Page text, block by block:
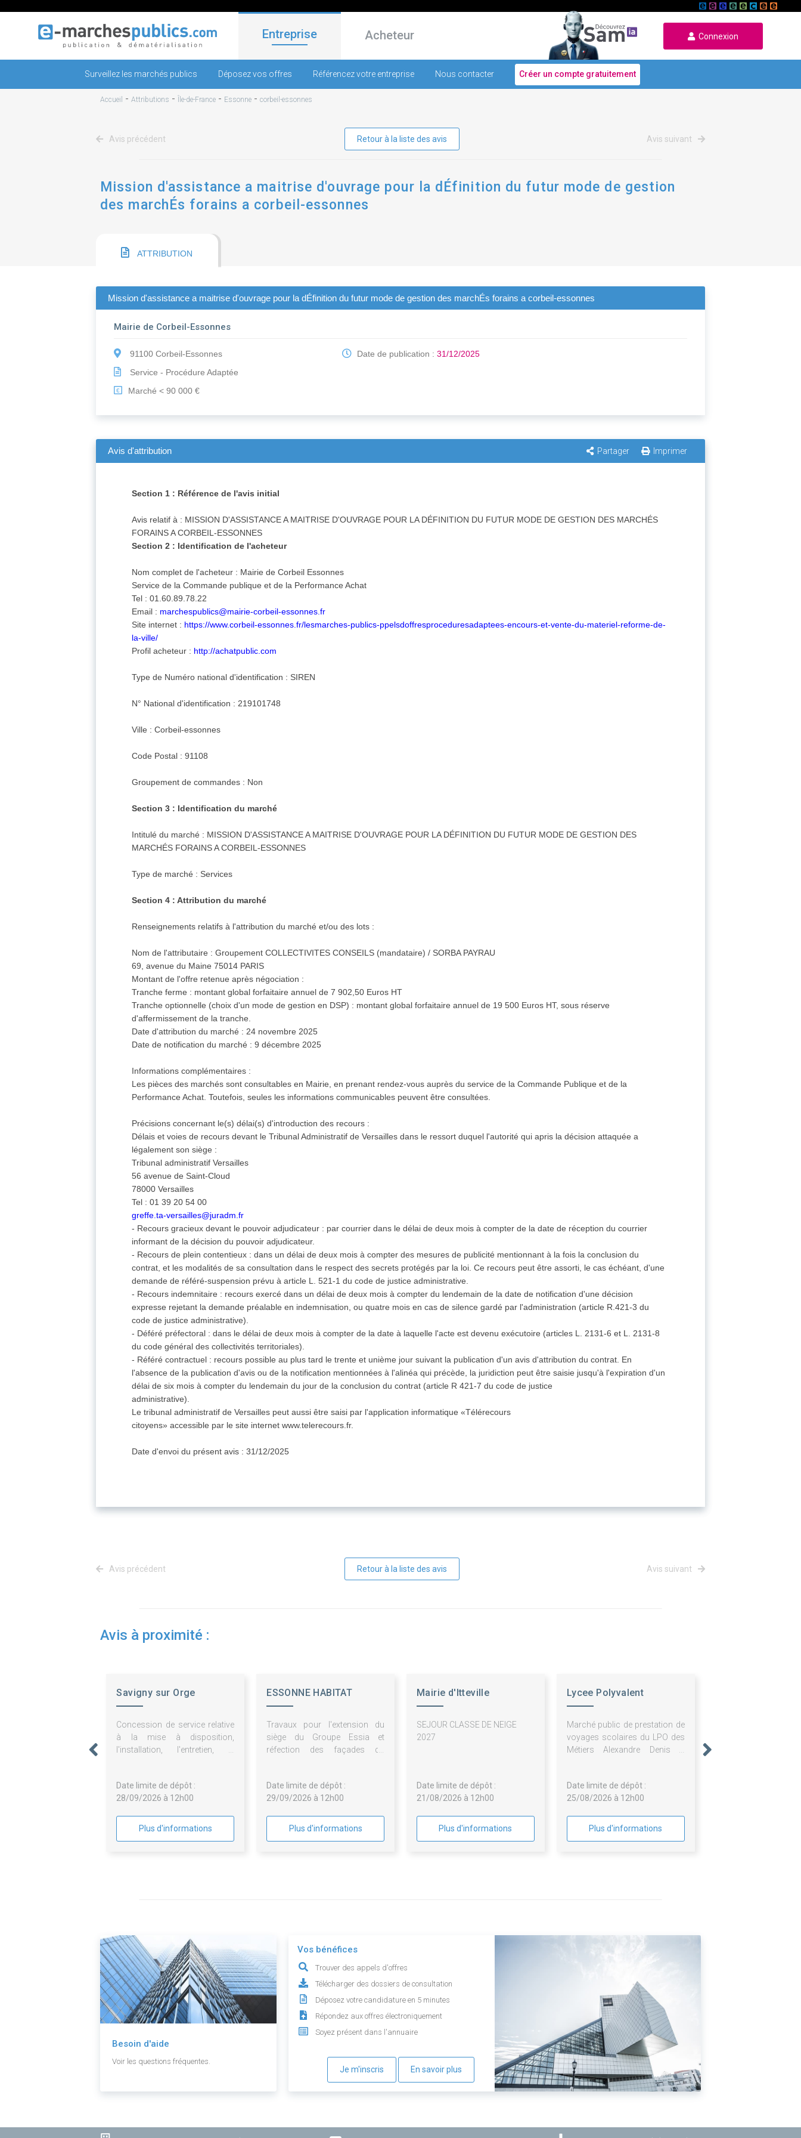
Entreprise Acheteur Connexion
Surveillez les marchés publics Déposez vos offres Référencez votre entreprise Nous contacter Créer un compte gratuitement
Accueil - Attributions - Île-de-France - Essonne - corbeil-essonnes
Avis précédent Retour à la liste des avis Avis suivant
Mission d'assistance a maitrise d'ouvrage pour la dÉfinition du futur mode de gestion
des marchÉs forains a corbeil-essonnes
ATTRIBUTION
Mission d'assistance a maitrise d'ouvrage pour la dÉfinition du futur mode de gestion des marchÉs forains a corbeil-essonnes
Mairie de Corbeil-Essonnes
91100 Corbeil-Essonnes
Service - Procédure Adaptée
€ Marché < 90 000 €
Date de publication :31/12/2025
Avis d'attribution Partager Imprimer
Section 1 : Référence de l'avis initial
Avis relatif à : MISSION D'ASSISTANCE A MAITRISE D'OUVRAGE POUR LA DÉFINITION DU FUTUR MODE DE GESTION DES MARCHÉS
FORAINS A CORBEIL-ESSONNES
Section 2 : Identification de l'acheteur
Nom complet de l'acheteur : Mairie de Corbeil Essonnes
Service de la Commande publique et de la Performance Achat
Tel : 01.60.89.78.22
Email : marchespublics@mairie-corbeil-essonnes.fr
Site internet : https://www.corbeil-essonnes.fr/lesmarches-publics-ppelsdoffresproceduresadaptees-encours-et-vente-du-materiel-reforme-de-
la-ville/
Profil acheteur : http://achatpublic.com
Type de Numéro national d'identification : SIREN
N° National d'identification : 219101748
Ville : Corbeil-essonnes
Code Postal : 91108
Groupement de commandes : Non
Section 3 : Identification du marché
Intitulé du marché : MISSION D'ASSISTANCE A MAITRISE D'OUVRAGE POUR LA DÉFINITION DU FUTUR MODE DE GESTION DES
MARCHÉS FORAINS A CORBEIL-ESSONNES
Type de marché : Services
Section 4 : Attribution du marché
Renseignements relatifs à l'attribution du marché et/ou des lots :
Nom de l'attributaire : Groupement COLLECTIVITES CONSEILS (mandataire) / SORBA PAYRAU
69, avenue du Maine 75014 PARIS
Montant de l'offre retenue après négociation :
Tranche ferme : montant global forfaitaire annuel de 7 902,50 Euros HT
Tranche optionnelle (choix d'un mode de gestion en DSP) : montant global forfaitaire annuel de 19 500 Euros HT, sous réserve
d'affermissement de la tranche.
Date d'attribution du marché : 24 novembre 2025
Date de notification du marché : 9 décembre 2025
Informations complémentaires :
Les pièces des marchés sont consultables en Mairie, en prenant rendez-vous auprès du service de la Commande Publique et de la
Performance Achat. Toutefois, seules les informations communicables peuvent être consultées.
Précisions concernant le(s) délai(s) d'introduction des recours :
Délais et voies de recours devant le Tribunal Administratif de Versailles dans le ressort duquel l'autorité qui apris la décision attaquée a
légalement son siège :
Tribunal administratif Versailles
56 avenue de Saint-Cloud
78000 Versailles
Tel : 01 39 20 54 00
greffe.ta-versailles@juradm.fr
- Recours gracieux devant le pouvoir adjudicateur : par courrier dans le délai de deux mois à compter de la date de réception du courrier
informant de la décision du pouvoir adjudicateur.
- Recours de plein contentieux : dans un délai de deux mois à compter des mesures de publicité mentionnant à la fois la conclusion du
contrat, et les modalités de sa consultation dans le respect des secrets protégés par la loi. Ce recours peut être assorti, le cas échéant, d'une
demande de référé-suspension prévu à article L. 521-1 du code de justice administrative.
- Recours indemnitaire : recours exercé dans un délai de deux mois à compter du lendemain de la date de notification d'une décision
expresse rejetant la demande préalable en indemnisation, ou quatre mois en cas de silence gardé par l'administration (article R.421-3 du
code de justice administrative).
- Déféré préfectoral : dans le délai de deux mois à compter de la date à laquelle l'acte est devenu exécutoire (articles L. 2131-6 et L. 2131-8
du code général des collectivités territoriales).
- Référé contractuel : recours possible au plus tard le trente et unième jour suivant la publication d'un avis d'attribution du contrat. En
l'absence de la publication d'avis ou de la notification mentionnées à l'alinéa qui précède, la juridiction peut être saisie jusqu'à l'expiration d'un
délai de six mois à compter du lendemain du jour de la conclusion du contrat (article R 421-7 du code de justice
administrative).
Le tribunal administratif de Versailles peut aussi être saisi par l'application informatique «Télérecours
citoyens» accessible par le site internet www.telerecours.fr.
Date d'envoi du présent avis : 31/12/2025
Avis précédent Retour à la liste des avis Avis suivant
Avis à proximité :
Savigny sur Orge
Concession de service relative
à la mise à disposition,
l'installation, l'entretien, la
publicitaires et non
publicitaires.
Date limite de dépôt :
28/09/2026 à 12h00
Plus d'informations
ESSONNE HABITAT
Travaux pour l'extension du
siège du Groupe Essia et
réfection des façades du
Date limite de dépôt :
29/09/2026 à 12h00
Plus d'informations
Mairie d'Itteville
SEJOUR CLASSE DE NEIGE
2027
Date limite de dépôt :
21/08/2026 à 12h00
Plus d'informations
Lycee Polyvalent
Marché public de prestation de
voyages scolaires du LPO des
Métiers Alexandre Denis à
Date limite de dépôt :
25/08/2026 à 12h00
Plus d'informations
Besoin d'aide
Voir les questions fréquentes.
Vos bénéfices
Trouver des appels d'offres
Télécharger des dossiers de consultation
Déposez votre candidature en 5 minutes
Répondez aux offres électroniquement
Soyez présent dans l'annuaire
Je m'inscris En savoir plus